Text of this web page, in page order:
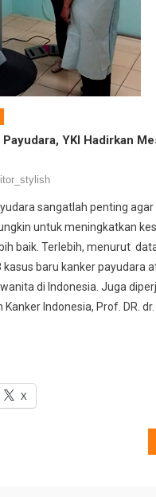
YKI Hadirkan
sangatlah penting
untuk meningkatkan
baik. Terlebih, menurut data
baru kanker payudara
di Indonesia. Juga
Indonesia, Prof. DR.
X